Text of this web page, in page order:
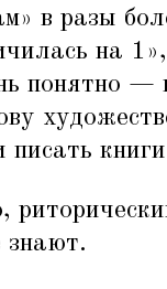
в разы
на
понятно —
знают.